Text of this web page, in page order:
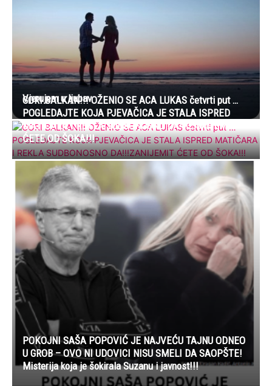
Vjerujem u ljubav
GORI BALKAN!!! OŽENIO SE ACA LUKAS četvrti put …
POGLEDAJTE KOJA PJEVAČICA JE STALA ISPRED
MATIČARA I REKLA SUDBONOSNO DA!!!ZANIJEMIT
ĆETE OD ŠOKA!!!
POKOJNI SAŠA POPOVIĆ JE NAJVEĆU TAJNU ODNEO
U GROB – OVO NI UDOVICI NISU SMELI DA SAOPŠTE!
Misterija koja je šokirala Suzanu i javnost!!!